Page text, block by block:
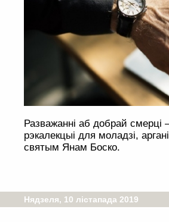
Разважанні аб добрай смерці
рэкалекцыі для моладзі,
святым Янам Боско.
Нядзеля, 10 лістапада 2019